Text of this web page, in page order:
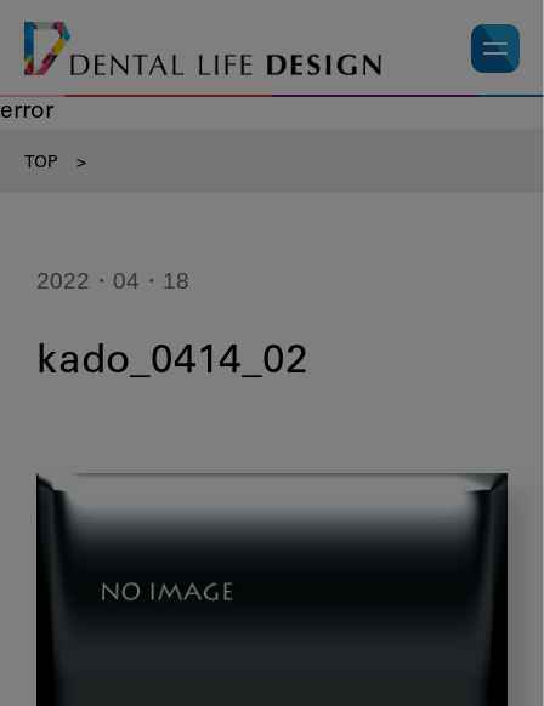
error
TOP >
2022・04・18
kado_0414_02